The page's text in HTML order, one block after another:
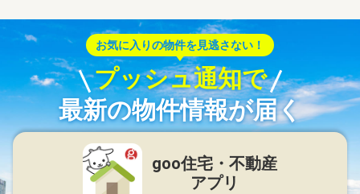
お気に入りの物件を見逃さない！
プッシュ通知で
最新の物件情報が届く
goo住宅・不動産
アプリ